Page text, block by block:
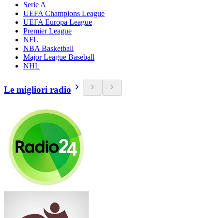
Serie A
UEFA Champions League
UEFA Europa League
Premier League
NFL
NBA Basketball
Major League Baseball
NHL
Le migliori radio